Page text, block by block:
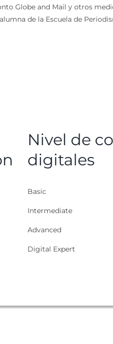
Globe and Mail y otros
de la Escuela de
Nivel de
digitales
Basic
Intermediate
Advanced
Digital Expert